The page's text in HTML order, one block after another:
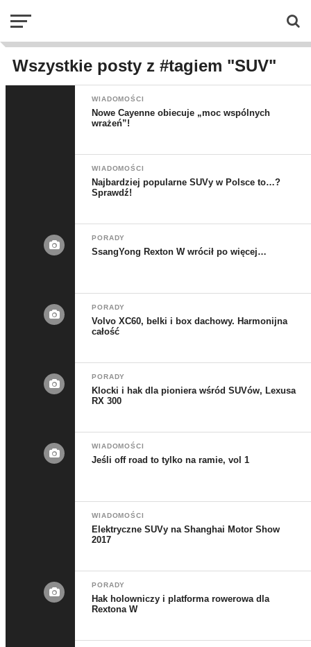
Wszystkie posty z #tagiem "SUV"
WIADOMOŚCI
Nowe Cayenne obiecuje „moc wspólnych
wrażeń”!
WIADOMOŚCI
Najbardziej popularne SUVy w Polsce to…?
Sprawdź!
PORADY
SsangYong Rexton W wrócił po więcej…
PORADY
Volvo XC60, belki i box dachowy. Harmonijna
całość
PORADY
Klocki i hak dla pioniera wśród SUVów, Lexusa
RX 300
WIADOMOŚCI
Jeśli off road to tylko na ramie, vol 1
WIADOMOŚCI
Elektryczne SUVy na Shanghai Motor Show
2017
PORADY
Hak holowniczy i platforma rowerowa dla
Rextona W